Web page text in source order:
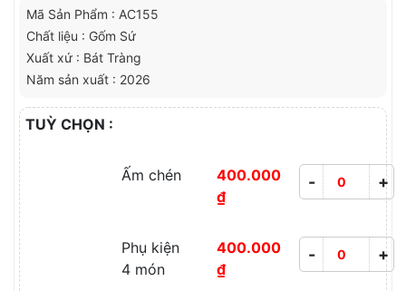
Mã Sản Phẩm : AC155
Chất liệu : Gốm Sứ
Xuất xứ : Bát Tràng
Năm sản xuất : 2026
TUỲ CHỌN :
Ấm chén
400.000
₫
- +
Phụ kiện
4 món
400.000
₫
- +